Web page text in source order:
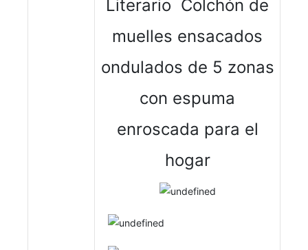
Literario Colchón de
muelles ensacados
ondulados de 5 zonas
con espuma
enroscada para el
hogar